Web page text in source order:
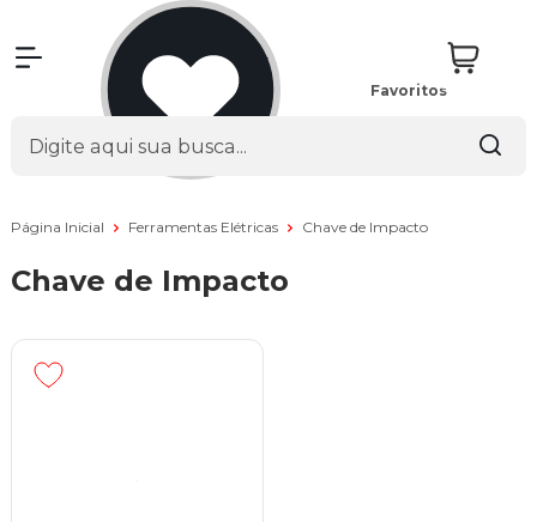
Favoritos
Página Inicial Ferramentas Elétricas Chave de Impacto
Chave de Impacto